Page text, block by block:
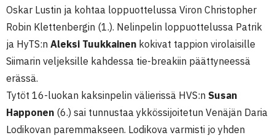
Oskar Lustin ja kohtaa loppuottelussa Viron Christopher
Robin Klettenbergin (1.). Nelinpelin loppuottelussa Patrik
ja HyTS:n Aleksi Tuukkainen kokivat tappion virolaisille
Siimarin veljeksille kahdessa tie-breakiin päättyneessä
erässä.
Tytöt 16-luokan kaksinpelin välierissä HVS:n Susan
Happonen (6.) sai tunnustaa ykkössijoitetun Venäjän Daria
Lodikovan paremmakseen. Lodikova varmisti jo yhden